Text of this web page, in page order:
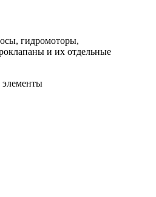
гидромоторы,
и их отдельные
элементы